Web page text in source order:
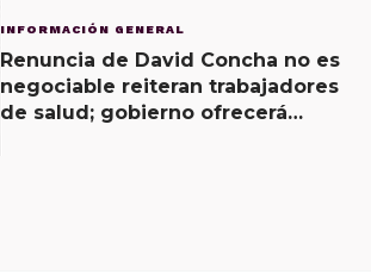
INFORMACIÓN GENERAL
Renuncia de David Concha no es
negociable reiteran trabajadores
de salud; gobierno ofrecerá